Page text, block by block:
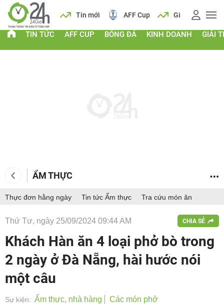
Lịch Tin mới AFF Cup Giá vàng
TIN TỨC AFF CUP BÓNG ĐÁ KINH DOANH GIẢI
ẨM THỰC
Thực đơn hằng ngày Tin tức Ẩm thực Tra cứu món ăn
Thứ Tư, ngày 25/09/2024 09:44 AM CHIA SẺ
Khách Hàn ăn 4 loại phở bò trong
2 ngày ở Đà Nẵng, hài hước nói
một câu
Sự kiện: Ẩm thực, nhà hàng Các món phở